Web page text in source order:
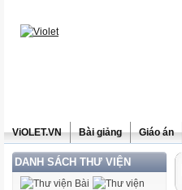
ViOLET.VN Bài giảng Giáo án
DANH SÁCH THƯ VIỆN